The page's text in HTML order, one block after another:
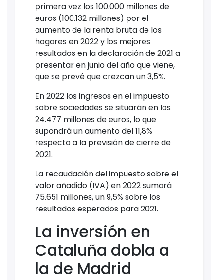
primera vez los 100.000 millones de
euros (100.132 millones) por el
aumento de la renta bruta de los
hogares en 2022 y los mejores
resultados en la declaración de 2021 a
presentar en junio del año que viene,
que se prevé que crezcan un 3,5%.
En 2022 los ingresos en el impuesto
sobre sociedades se situarán en los
24.477 millones de euros, lo que
supondrá un aumento del 11,8%
respecto a la previsión de cierre de
2021.
La recaudación del impuesto sobre el
valor añadido (IVA) en 2022 sumará
75.651 millones, un 9,5% sobre los
resultados esperados para 2021.
La inversión en
Cataluña dobla a
la de Madrid